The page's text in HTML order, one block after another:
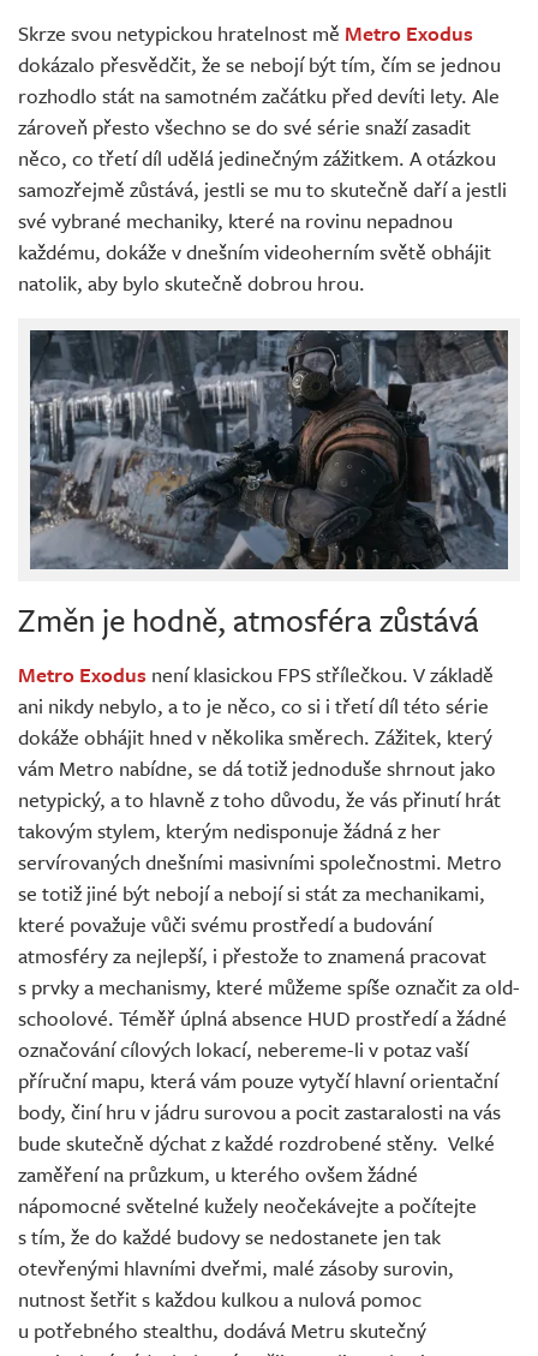
Skrze svou netypickou hratelnost mě Metro Exodus
dokázalo přesvědčit, že se nebojí být tím, čím se jednou
rozhodlo stát na samotném začátku před devíti lety. Ale
zároveň přesto všechno se do své série snaží zasadit
něco, co třetí díl udělá jedinečným zážitkem. A otázkou
samozřejmě zůstává, jestli se mu to skutečně daří a jestli
své vybrané mechaniky, které na rovinu nepadnou
každému, dokáže v dnešním videoherním světě obhájit
natolik, aby bylo skutečně dobrou hrou.
Změn je hodně, atmosféra zůstává
Metro Exodus není klasickou FPS střílečkou. V základě
ani nikdy nebylo, a to je něco, co si i třetí díl této série
dokáže obhájit hned v několika směrech. Zážitek, který
vám Metro nabídne, se dá totiž jednoduše shrnout jako
netypický, a to hlavně z toho důvodu, že vás přinutí hrát
takovým stylem, kterým nedisponuje žádná z her
servírovaných dnešními masivními společnostmi. Metro
se totiž jiné být nebojí a nebojí si stát za mechanikami,
které považuje vůči svému prostředí a budování
atmosféry za nejlepší, i přestože to znamená pracovat
s prvky a mechanismy, které můžeme spíše označit za old-
schoolové. Téměř úplná absence HUD prostředí a žádné
označování cílových lokací, nebereme-li v potaz vaší
příruční mapu, která vám pouze vytyčí hlavní orientační
body, činí hru v jádru surovou a pocit zastaralosti na vás
bude skutečně dýchat z každé rozdrobené stěny. Velké
zaměření na průzkum, u kterého ovšem žádné
nápomocné světelné kužely neočekávejte a počítejte
s tím, že do každé budovy se nedostanete jen tak
otevřenými hlavními dveřmi, malé zásoby surovin,
nutnost šetřit s každou kulkou a nulová pomoc
u potřebného stealthu, dodává Metru skutečný